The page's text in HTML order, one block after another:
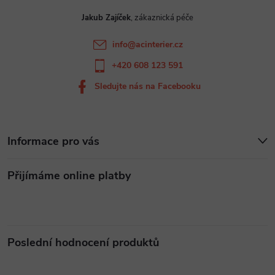
Informace pro vás
Přijímáme online platby
Poslední hodnocení produktů
Jakub Zajíček
info@acinterier.cz
+420 608 123 591
Sledujte nás na Facebooku